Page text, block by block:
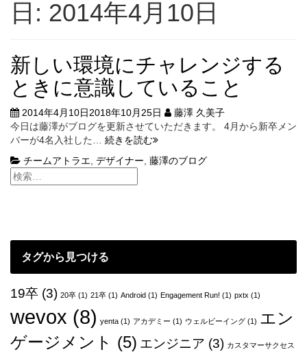
日: 2014年4月10日
新しい環境にチャレンジする
ときに意識していること
2014年4月10日2018年10月25日
藤澤 久美子
今日は藤澤がブログを更新させていただきます。 4月から新卒メン
バーが4名入社した… 続きを読む新
い
ジ
す
と
に
チームアトラエ デザイナー 藤澤のブログ
タグから見つける
19卒 (3) 20卒 (1) 21卒 (1) Android (1) Engagement Run! (1) pxtx (1)
wevox (8) yenta (1) アカデミー (1) ウェルビーイング (1) エン
ゲージメント (5) エンジニア (3) カスタマーサクセス